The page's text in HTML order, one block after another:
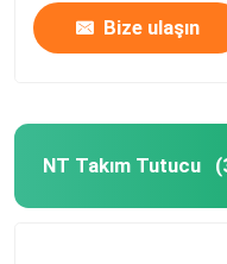
Bize ulaşın
NT Takım Tutucu